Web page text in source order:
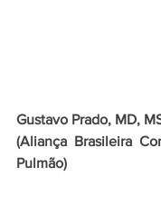
Gustavo Prado, MD,
(Aliança Brasileira
Pulmão)